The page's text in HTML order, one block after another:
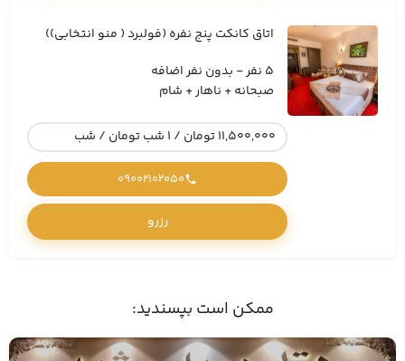
اتاق کانکت پنج نفره (فولبرد ( منو انتخابی))
5 نفر - بدون نفر اضافه
صبحانه + ناهار + شام
11,500,000 تومان / 1 شب تومان / شب
09002102050
رزرو
ممکن است بپسندید: